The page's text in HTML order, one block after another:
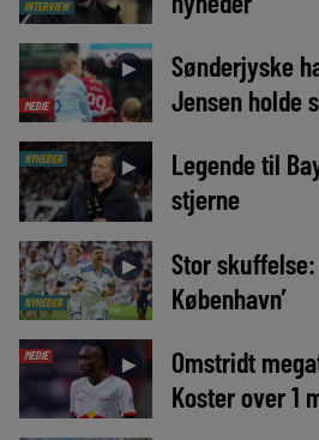
INTERVIEW
MEDIE
►
Sønderjyske
Jensen holde
NYHEDER ►
Legende til
stjerne
NYHEDER
►
Stor skuffelse:
København’
MEDIE ►
Omstridt
Koster over 1